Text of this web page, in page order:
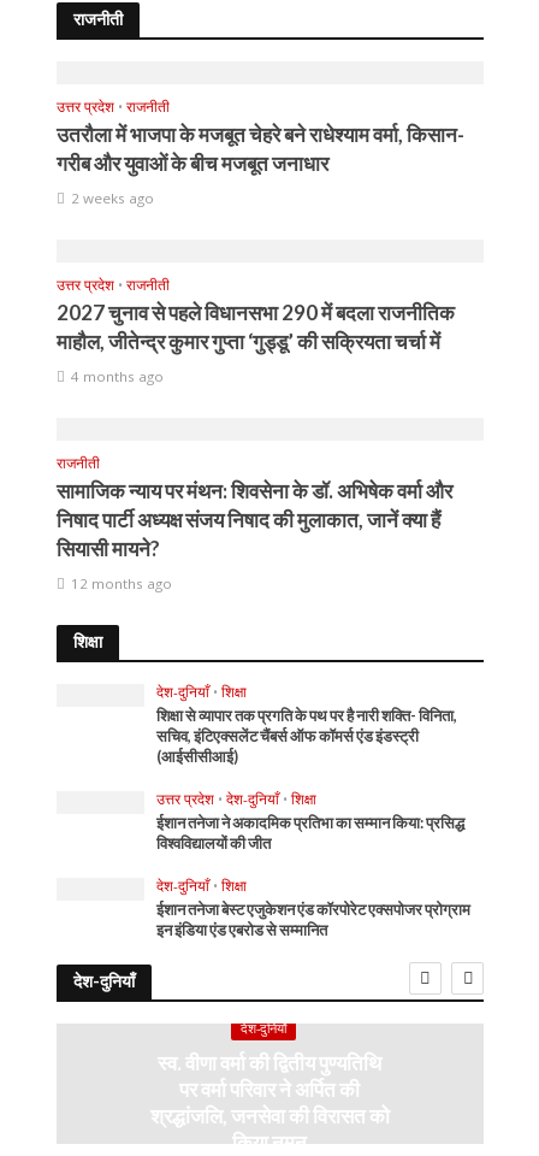
राजनीती
उत्तर प्रदेश • राजनीती
उतरौला में भाजपा के मजबूत चेहरे बने राधेश्याम वर्मा, किसान-
गरीब और युवाओं के बीच मजबूत जनाधार
2 weeks ago
उत्तर प्रदेश • राजनीती
2027 चुनाव से पहले विधानसभा 290 में बदला राजनीतिक
माहौल, जीतेन्द्र कुमार गुप्ता ‘गुड्डू’ की सक्रियता चर्चा में
4 months ago
राजनीती
सामाजिक न्याय पर मंथन: शिवसेना के डॉ. अभिषेक वर्मा और
निषाद पार्टी अध्यक्ष संजय निषाद की मुलाकात, जानें क्या हैं
सियासी मायने?
12 months ago
शिक्षा
देश-दुनियाँ • शिक्षा
शिक्षा से व्यापार तक प्रगति के पथ पर है नारी शक्ति- विनिता,
सचिव, इंटिएक्सलेंट चैंबर्स ऑफ कॉमर्स एंड इंडस्ट्री
(आईसीसीआई)
उत्तर प्रदेश • देश-दुनियाँ • शिक्षा
ईशान तनेजा ने अकादमिक प्रतिभा का सम्मान किया: प्रसिद्ध
विश्वविद्यालयों की जीत
देश-दुनियाँ • शिक्षा
ईशान तनेजा बेस्ट एजुकेशन एंड कॉरपोरेट एक्सपोजर प्रोग्राम
इन इंडिया एंड एबरोड से सम्मानित
देश-दुनियाँ
देश-दुनियाँ
स्व. वीणा वर्मा की द्वितीय पुण्यतिथि
पर वर्मा परिवार ने अर्पित की
श्रद्धांजलि, जनसेवा की विरासत को
किया नमन